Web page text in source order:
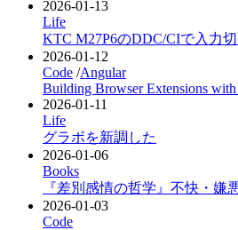
2026-01-13
Life
KTC M27P6のDDC/CIで入力
2026-01-12
Code /Angular
Building Browser Extensions
2026-01-11
Life
グラボを新調した
2026-01-06
Books
『差別感情の哲学』不快・嫌
2026-01-03
Code